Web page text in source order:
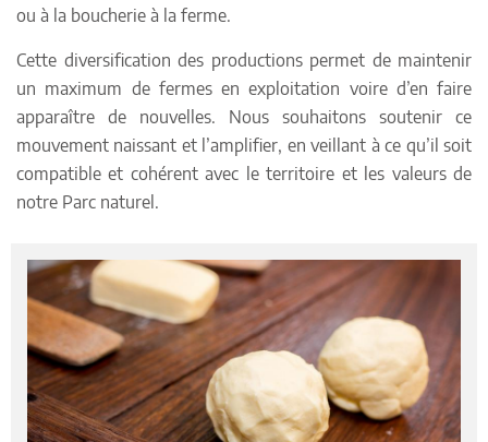
ou à la boucherie à la ferme.
Cette diversification des productions permet de maintenir
un maximum de fermes en exploitation voire d’en faire
apparaître de nouvelles. Nous souhaitons soutenir ce
mouvement naissant et l’amplifier, en veillant à ce qu’il soit
compatible et cohérent avec le territoire et les valeurs de
notre Parc naturel.